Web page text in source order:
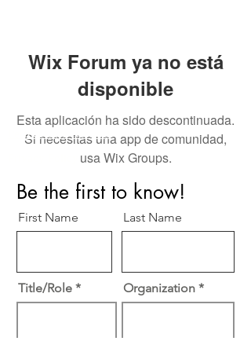
Wix Forum ya no está
disponible
Esta aplicación ha sido descontinuada.
Si necesitas una app de comunidad,
usa Wix Groups.
Perfect Care Network
Be the first to know!
First Name Last Name
Title/Role Organization